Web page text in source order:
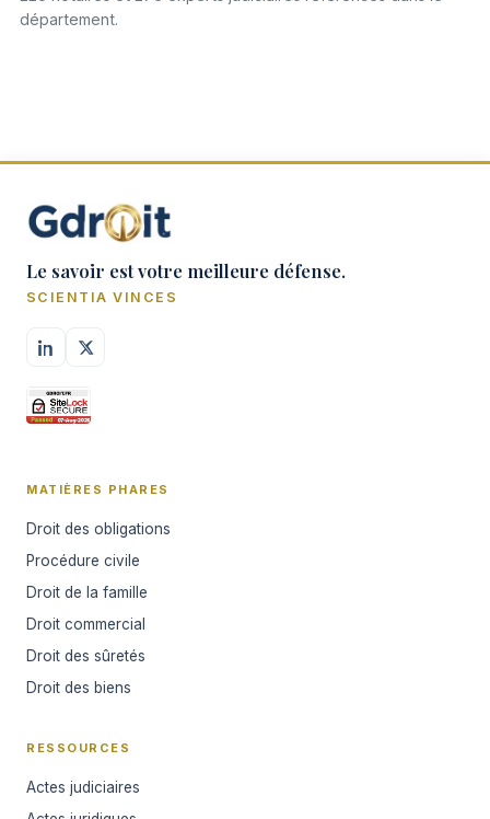
département.
Le savoir est votre meilleure défense.
SCIENTIA VINCES
MATIÈRES PHARES
Droit des obligations
Procédure civile
Droit de la famille
Droit commercial
Droit des sûretés
Droit des biens
RESSOURCES
Actes judiciaires